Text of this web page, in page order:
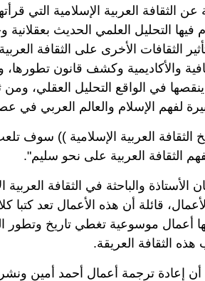
الثقافة العربية الإسلامية التي
التحليل العلمي الحديث
الثقافات الأخرى على الثقافة
والأكاديمية وكشف قانون
ينقصها في الواقع التحليل العقلي،
لفهم الإسلام والعالم العربي في
العربية الإسلامية )) سوف
الثقافة العربية على نحو سليم".
والباحثة في الثقافة العربية
قائلة أن هذه الأعمال تعد كتبا
أعمال موسوعية تغطي تاريخ وتطور
هذه الثقافة العريقة.
أن إعادة ترجمة أعمال أحمد أمين